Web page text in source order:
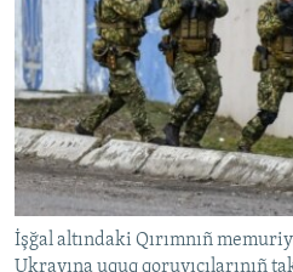
İşğal altındaki Qırımnıñ memuriy
Ukrayına uquq qoruyıcılarınıñ